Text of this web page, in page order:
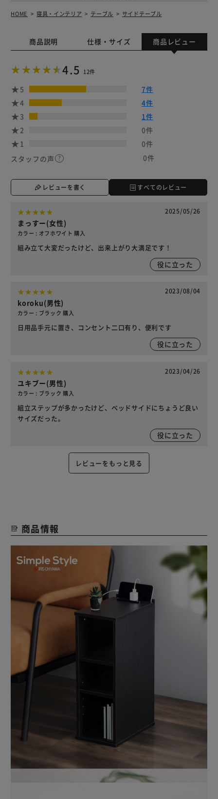
HOME 寝具・インテリア テーブル サイドテーブル
商品説明 仕様・サイズ 商品レビュー
4.5 12件
5
7件
4
4件
3
1件
2
0件
1
0件
スタッフの声
0件
レビューを書く すべてのレビュー
2025/05/26
まっすー(女性)
カラー : オフホワイト 購入
組み立て大変だったけど、出来上がり大満足です！
役に立った
2023/08/04
koroku(男性)
カラー : ブラック 購入
日用品手元に置き、コンセント二口有り、便利です
役に立った
2023/04/26
ユキブー(男性)
カラー : ブラック 購入
組立ステップが多かったけど、ベッドサイドにちょうど良い
サイズだった。
役に立った
レビューをもっと見る
商品情報